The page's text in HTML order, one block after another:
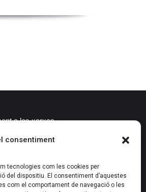
consentiment
tecnologies com les cookies per
del dispositiu. El consentiment d’aquestes
com el comportament de navegació o les
a les xarxes